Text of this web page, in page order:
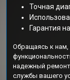
Точная
Гарантия
Обращаясь к
надежный
службы вашего